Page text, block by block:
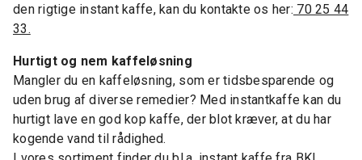
den rigtige instant kaffe, kan du kontakte os her: 70 25 44
33.
Hurtigt og nem kaffeløsning
Mangler du en kaffeløsning, som er tidsbesparende og
uden brug af diverse remedier? Med instantkaffe kan du
hurtigt lave en god kop kaffe, der blot kræver, at du har
kogende vand til rådighed.